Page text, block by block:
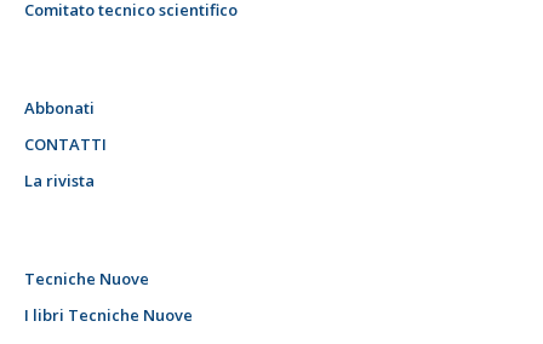
Comitato tecnico scientifico
Abbonati
CONTATTI
La rivista
Tecniche Nuove
I libri Tecniche Nuove